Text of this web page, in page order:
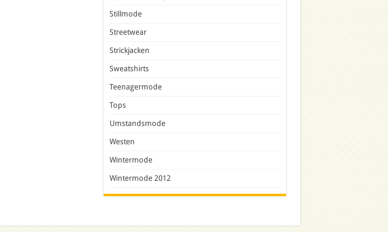
Stillmode
Streetwear
Strickjacken
Sweatshirts
Teenagermode
Tops
Umstandsmode
Westen
Wintermode
Wintermode 2012